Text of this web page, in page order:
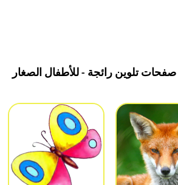
صفحات تلوين رائجة - للأطفال الصغار